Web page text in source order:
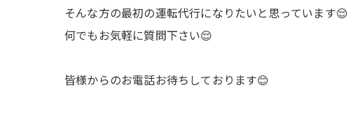
そんな方の最初の運転代行になりたいと思っています😌
何でもお気軽に質問下さい😌
皆様からのお電話お待ちしております😊